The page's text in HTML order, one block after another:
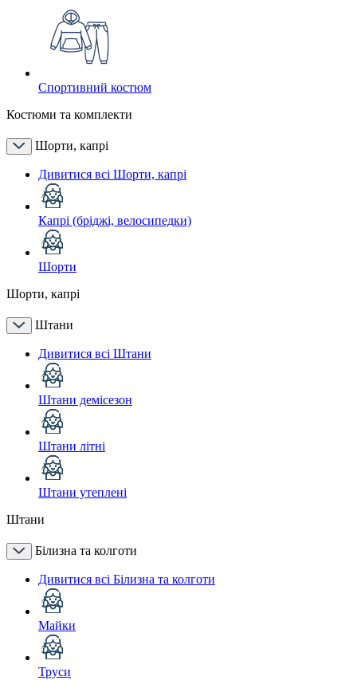
Спортивний костюм
Костюми та комплекти
Шорти, капрі
Дивитися всі Шорти, капрі
Капрі (бріджі, велосипедки)
Шорти
Шорти, капрі
Штани
Дивитися всі Штани
Штани демісезон
Штани літні
Штани утеплені
Штани
Білизна та колготи
Дивитися всі Білизна та колготи
Майки
Труси